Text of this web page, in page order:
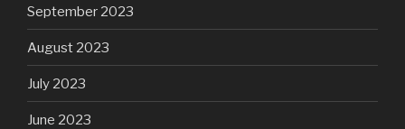
September 2023
August 2023
July 2023
June 2023